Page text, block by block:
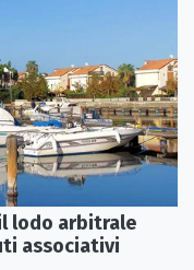
lodo arbitrale
associativi